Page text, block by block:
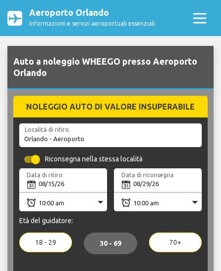
Aeroporto Orlando
Informazioni e servizi aeroportuali essenziali
Auto a noleggio WHEEGO presso Aeroporto
Orlando
NOLEGGIO AUTO DI VALORE INSUPERABILE
Località di ritiro
Riconsegna nella stessa località
Data di ritiro Data di riconsegna
Età del guidatore:
18 - 29 30 - 69 70+